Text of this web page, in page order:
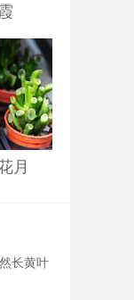
月
长黄叶